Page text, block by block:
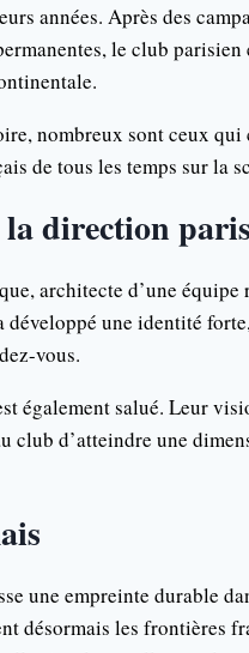
années. Après des
le club parisien
nombreux sont ceux
de tous les temps sur la
direction
architecte d’une
développé une identité
vous.
également salué. Leur
d’atteindre une
une empreinte durable
désormais les frontières